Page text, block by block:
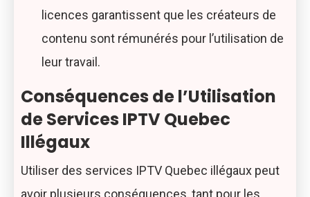
licences garantissent que les créateurs de
contenu sont rémunérés pour l’utilisation de
leur travail.
Conséquences de l’Utilisation
de Services IPTV Quebec
Illégaux
Utiliser des services IPTV Quebec illégaux peut